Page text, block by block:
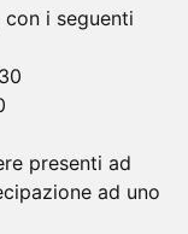
con i seguenti
presenti ad
ad uno